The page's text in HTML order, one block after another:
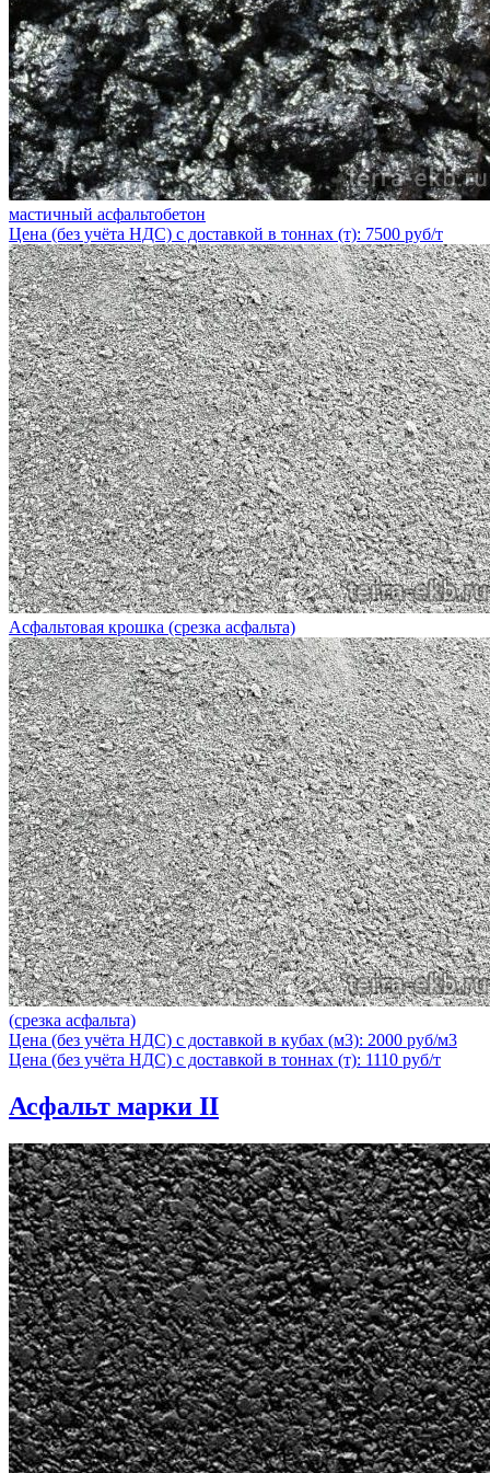
мастичный асфальтобетон
Цена (без учёта НДС) с доставкой в тоннах (т): 7500 руб/т
Асфальтовая крошка (срезка асфальта)
(срезка асфальта)
Цена (без учёта НДС) с доставкой в кубах (м3): 2000 руб/м3
Цена (без учёта НДС) с доставкой в тоннах (т): 1110 руб/т
Асфальт марки II